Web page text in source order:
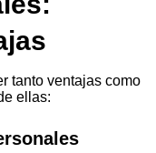
tanto ventajas como
ellas: